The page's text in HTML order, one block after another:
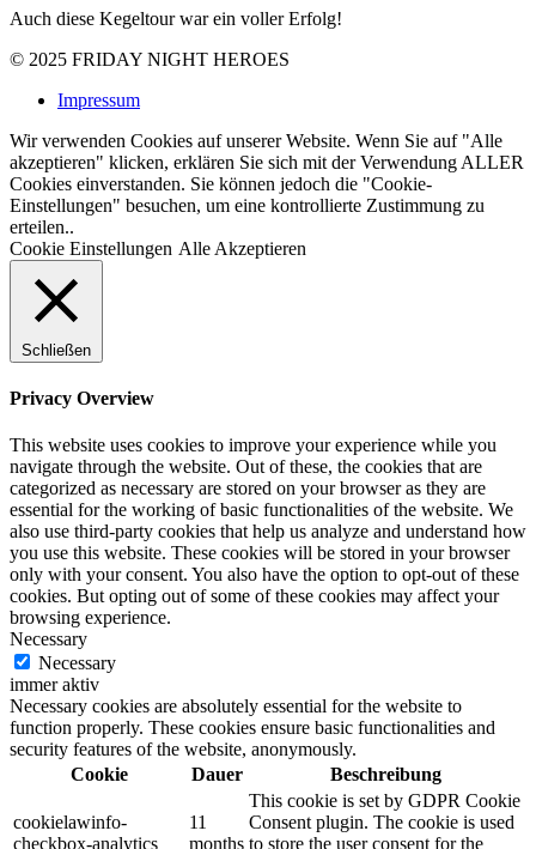
Auch diese Kegeltour war ein voller Erfolg!
© 2025 FRIDAY NIGHT HEROES
Impressum
Wir verwenden Cookies auf unserer Website. Wenn Sie auf "Alle
akzeptieren" klicken, erklären Sie sich mit der Verwendung ALLER
Cookies einverstanden. Sie können jedoch die "Cookie-
Einstellungen" besuchen, um eine kontrollierte Zustimmung zu
erteilen..
Cookie Einstellungen Alle Akzeptieren
Schließen
Privacy Overview
This website uses cookies to improve your experience while you
navigate through the website. Out of these, the cookies that are
categorized as necessary are stored on your browser as they are
essential for the working of basic functionalities of the website. We
also use third-party cookies that help us analyze and understand how
you use this website. These cookies will be stored in your browser
only with your consent. You also have the option to opt-out of these
cookies. But opting out of some of these cookies may affect your
browsing experience.
Necessary
Necessary
immer aktiv
Necessary cookies are absolutely essential for the website to
function properly. These cookies ensure basic functionalities and
security features of the website, anonymously.
Cookie
Dauer Beschreibung
cookielawinfo-
checkbox-analytics
11
months
This cookie is set by GDPR Cookie
Consent plugin. The cookie is used
to store the user consent for the